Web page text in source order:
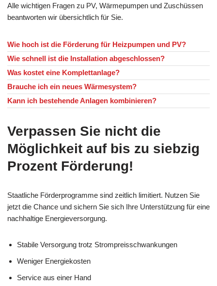
Alle wichtigen Fragen zu PV, Wärmepumpen und Zuschüssen
beantworten wir übersichtlich für Sie.
Wie hoch ist die Förderung für Heizpumpen und PV?
Wie schnell ist die Installation abgeschlossen?
Was kostet eine Komplettanlage?
Brauche ich ein neues Wärmesystem?
Kann ich bestehende Anlagen kombinieren?
Verpassen Sie nicht die
Möglichkeit auf bis zu siebzig
Prozent Förderung!
Staatliche Förderprogramme sind zeitlich limitiert. Nutzen Sie
jetzt die Chance und sichern Sie sich Ihre Unterstützung für eine
nachhaltige Energieversorgung.
Stabile Versorgung trotz Strompreisschwankungen
Weniger Energiekosten
Service aus einer Hand